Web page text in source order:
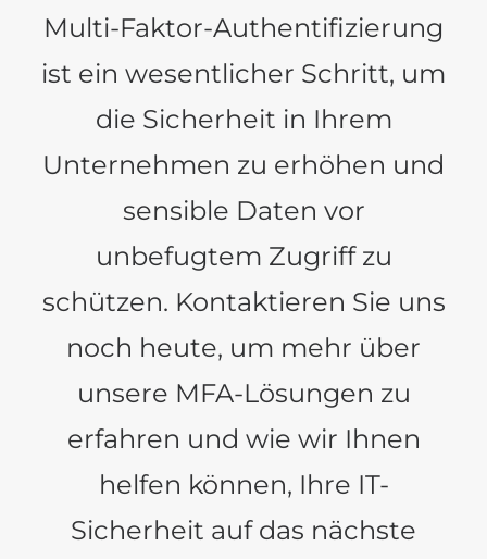
Multi-Faktor-Authentifizierung
ist ein wesentlicher Schritt, um
die Sicherheit in Ihrem
Unternehmen zu erhöhen und
sensible Daten vor
unbefugtem Zugriff zu
schützen. Kontaktieren Sie uns
noch heute, um mehr über
unsere MFA-Lösungen zu
erfahren und wie wir Ihnen
helfen können, Ihre IT-
Sicherheit auf das nächste